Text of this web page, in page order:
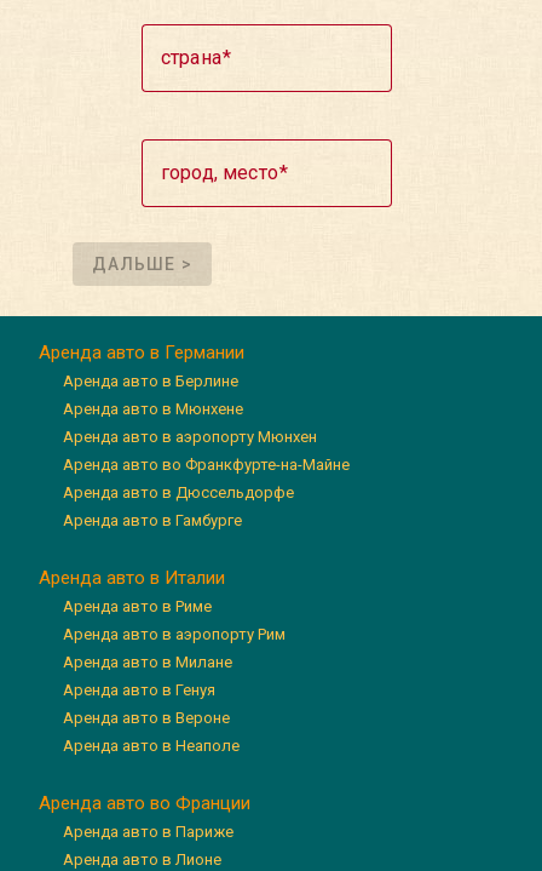
страна
город, место
ДАЛЬШЕ >
Аренда авто в Германии
Аренда авто в Берлине
Аренда авто в Мюнхене
Аренда авто в аэропорту Мюнхен
Аренда авто во Франкфурте-на-Майне
Аренда авто в Дюссельдорфе
Аренда авто в Гамбурге
Аренда авто в Италии
Аренда авто в Риме
Аренда авто в аэропорту Рим
Аренда авто в Милане
Аренда авто в Генуя
Аренда авто в Вероне
Аренда авто в Неаполе
Аренда авто во Франции
Аренда авто в Париже
Аренда авто в Лионе